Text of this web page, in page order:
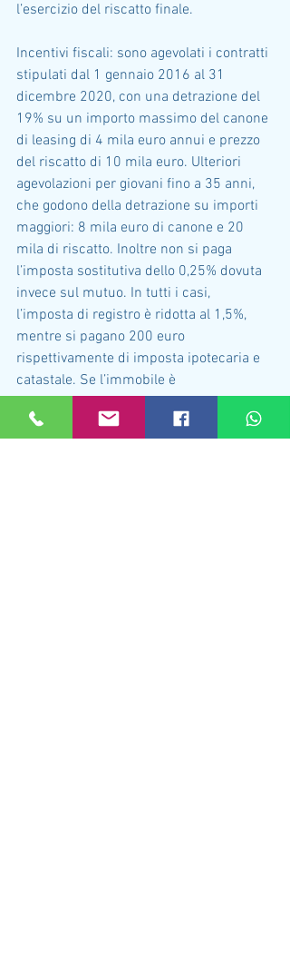
l’esercizio del riscatto finale.
Incentivi fiscali: sono agevolati i contratti
stipulati dal 1 gennaio 2016 al 31
dicembre 2020, con una detrazione del
19% su un importo massimo del canone
di leasing di 4 mila euro annui e prezzo
del riscatto di 10 mila euro. Ulteriori
agevolazioni per giovani fino a 35 anni,
che godono della detrazione su importi
maggiori: 8 mila euro di canone e 20
mila di riscatto. Inoltre non si paga
l’imposta sostitutiva dello 0,25% dovuta
invece sul mutuo. In tutti i casi,
l’imposta di registro è ridotta al 1,5%,
mentre si pagano 200 euro
rispettivamente di imposta ipotecaria e
catastale. Se l’immobile è
si applica l’IVA ridotta al 4%.